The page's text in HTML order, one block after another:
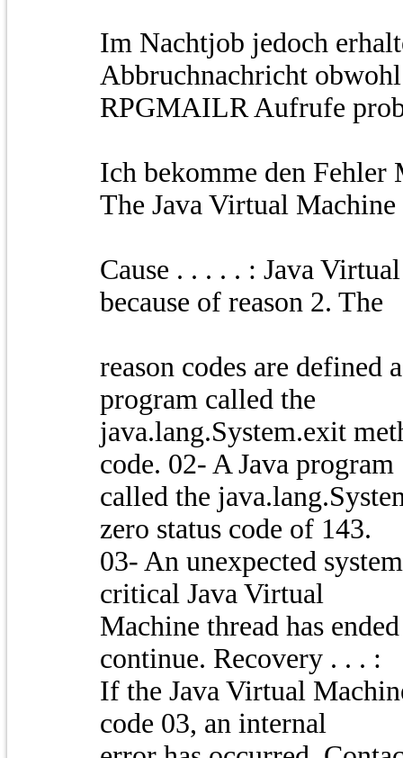
Im Nachtjob jedoch
Abbruchnachricht
RPGMAILR Aufrufe
Ich bekomme den Fehler
The Java Virtual Machine
Cause . . . . . : Java
because of reason 2. The
reason codes are defined
program called the
java.lang.System.exit
code. 02- A Java program
called the
zero status code of 143.
03- An unexpected
critical Java Virtual
Machine thread has
continue. Recovery . . . :
If the Java Virtual
code 03, an internal